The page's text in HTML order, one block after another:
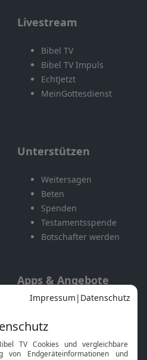
Livestream
Bibel TV
Bibel TV Impuls
EchtJetzt
MeinGottesdienst
Unterstützen
Weitersagen
Beten
Spenden
Testamentsspende
Botschafter werden
Apps & Angebote
Mobile App
Smart TV